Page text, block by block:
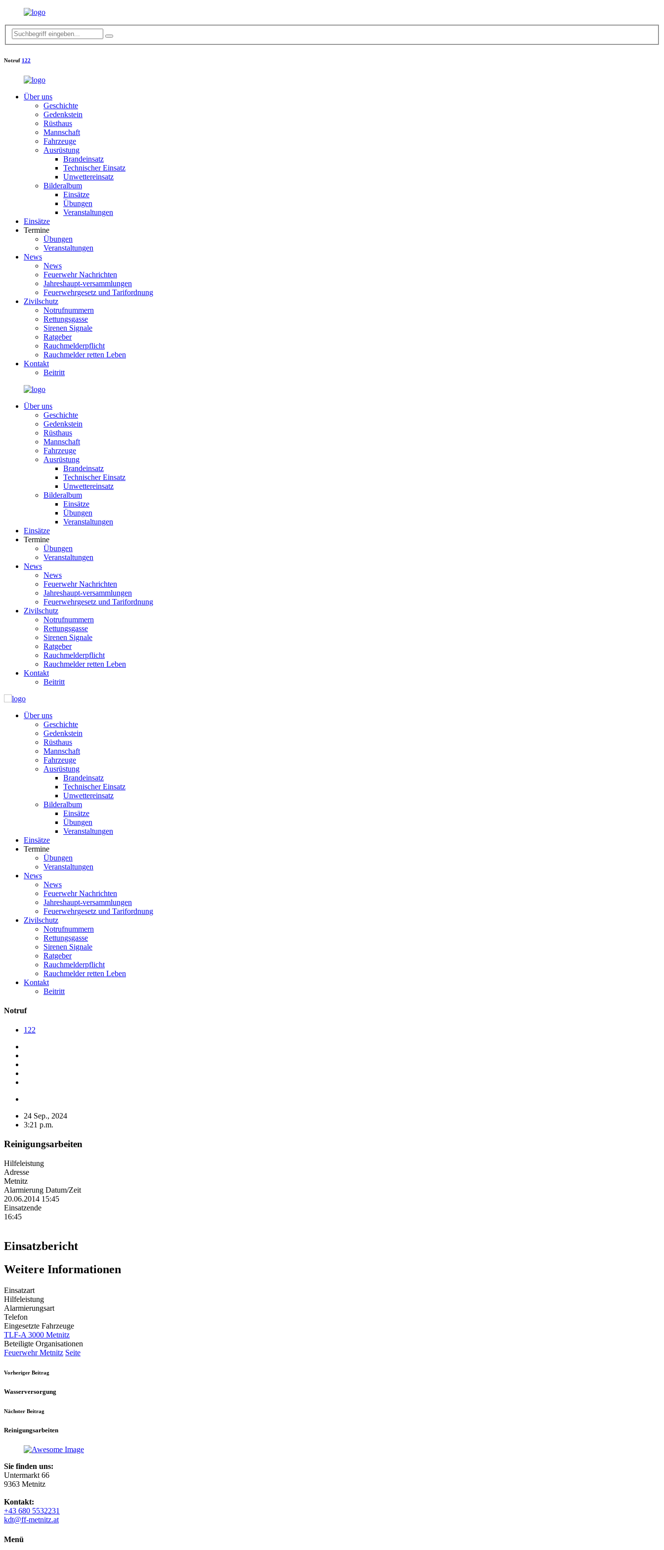
Notruf 122
Über uns
Geschichte
Gedenkstein
Rüsthaus
Mannschaft
Fahrzeuge
Ausrüstung
Brandeinsatz
Technischer Einsatz
Unwettereinsatz
Bilderalbum
Einsätze
Übungen
Veranstaltungen
Einsätze
Termine
Übungen
Veranstaltungen
News
News
Feuerwehr Nachrichten
Jahreshaupt-versammlungen
Feuerwehrgesetz und Tarifordnung
Zivilschutz
Notrufnummern
Rettungsgasse
Sirenen Signale
Ratgeber
Rauchmelderpflicht
Rauchmelder retten Leben
Kontakt
Beitritt
Über uns
Geschichte
Gedenkstein
Rüsthaus
Mannschaft
Fahrzeuge
Ausrüstung
Brandeinsatz
Technischer Einsatz
Unwettereinsatz
Bilderalbum
Einsätze
Übungen
Veranstaltungen
Einsätze
Termine
Übungen
Veranstaltungen
News
News
Feuerwehr Nachrichten
Jahreshaupt-versammlungen
Feuerwehrgesetz und Tarifordnung
Zivilschutz
Notrufnummern
Rettungsgasse
Sirenen Signale
Ratgeber
Rauchmelderpflicht
Rauchmelder retten Leben
Kontakt
Beitritt
Über uns
Geschichte
Gedenkstein
Rüsthaus
Mannschaft
Fahrzeuge
Ausrüstung
Brandeinsatz
Technischer Einsatz
Unwettereinsatz
Bilderalbum
Einsätze
Übungen
Veranstaltungen
Einsätze
Termine
Übungen
Veranstaltungen
News
News
Feuerwehr Nachrichten
Jahreshaupt-versammlungen
Feuerwehrgesetz und Tarifordnung
Zivilschutz
Notrufnummern
Rettungsgasse
Sirenen Signale
Ratgeber
Rauchmelderpflicht
Rauchmelder retten Leben
Kontakt
Beitritt
Notruf
122
24 Sep., 2024
3:21 p.m.
Reinigungsarbeiten
Hilfeleistung
Adresse
Metnitz
Alarmierung Datum/Zeit
20.06.2014 15:45
Einsatzende
16:45
Einsatzbericht
Weitere Informationen
Einsatzart
Hilfeleistung
Alarmierungsart
Telefon
Eingesetzte Fahrzeuge
TLF-A 3000 Metnitz
Beteiligte Organisationen
Feuerwehr Metnitz Seite
Vorheriger Beitrag
Wasserversorgung
Nächster Beitrag
Reinigungsarbeiten
Sie finden uns:
Untermarkt 66
9363 Metnitz
Kontakt:
+43 680 5532231
kdt@ff-metnitz.at
Menü